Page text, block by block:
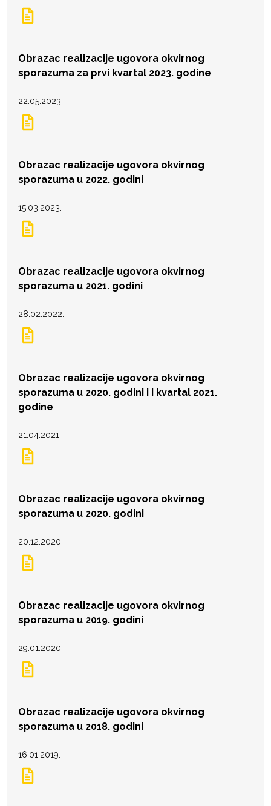
Obrazac realizacije ugovora okvirnog
sporazuma za prvi kvartal 2023. godine
22.05.2023.
Obrazac realizacije ugovora okvirnog
sporazuma u 2022. godini
15.03.2023.
Obrazac realizacije ugovora okvirnog
sporazuma u 2021. godini
28.02.2022.
Obrazac realizacije ugovora okvirnog
sporazuma u 2020. godini i I kvartal 2021.
godine
21.04.2021.
Obrazac realizacije ugovora okvirnog
sporazuma u 2020. godini
20.12.2020.
Obrazac realizacije ugovora okvirnog
sporazuma u 2019. godini
29.01.2020.
Obrazac realizacije ugovora okvirnog
sporazuma u 2018. godini
16.01.2019.